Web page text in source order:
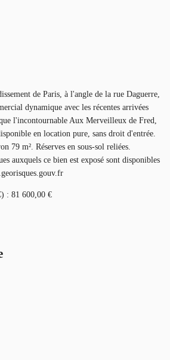
de Paris, à l'angle de la rue Daguerre,
dynamique avec les récentes arrivées
l'incontournable Aux Merveilleux de Fred,
en location pure, sans droit d'entrée.
79 m². Réserves en sous-sol reliées.
auxquels ce bien est exposé sont disponibles
: 81 600,00 €